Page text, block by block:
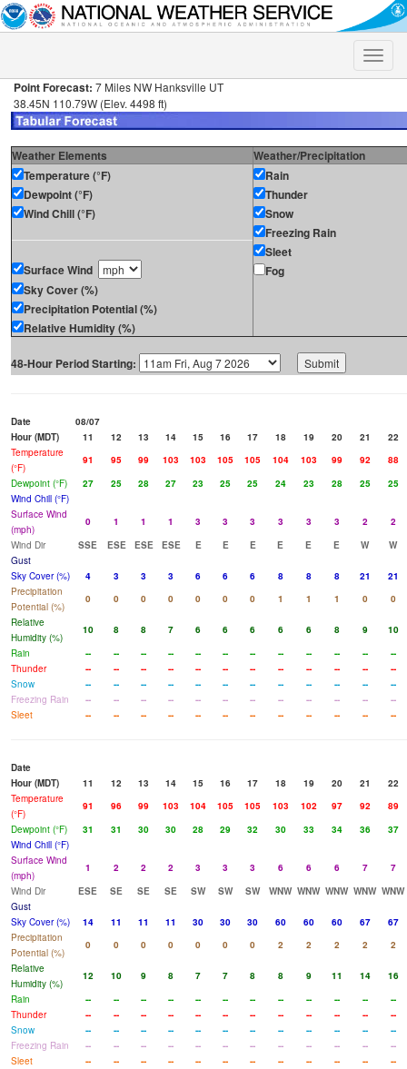
Toggle
Point Forecast: 7 Miles NW Hanksville UT
38.45N 110.79W (Elev. 4498 ft)
Weather Elements
Weather/Precipitation
Temperature (°F)
Dewpoint (°F)
Wind Chill (°F)
Surface Wind
Sky Cover (%)
Precipitation Potential (%)
Relative Humidity (%)
Rain
Thunder
Snow
Freezing Rain
Sleet
Fog
48-Hour Period Starting:
Date
08/07
Hour (MDT)
11 12 13 14 15 16 17 18 19 20 21
22
Temperature
(°F)
91 95 99 103 103 105 105 104 103 99 92
88
Dewpoint (°F)
27 25 28 27 23 25 25 24 23 28 25
25
Wind Chill (°F)
Surface Wind
(mph)
0 1 1 1 3 3 3 3 3 3 2
2
Wind Dir
SSE ESE ESE ESE E E E E E E W
W
Gust
Sky Cover (%)
4 3 3 3 6 6 6 8 8 8 21
21
Precipitation
Potential (%)
0 0 0 0 0 0 0 1 1 1 0
0
Relative
Humidity (%)
10 8 8 7 6 6 6 6 6 8 9
10
Rain
-- -- -- -- -- -- -- -- -- -- --
--
Thunder
-- -- -- -- -- -- -- -- -- -- --
--
Snow
-- -- -- -- -- -- -- -- -- -- --
--
Freezing Rain
-- -- -- -- -- -- -- -- -- -- --
--
Sleet
-- -- -- -- -- -- -- -- -- -- -- --
Date
Hour (MDT)
11 12 13 14 15 16 17 18 19 20 21
22
Temperature
(°F)
91 96 99 103 104 105 105 103 102 97 92
89
Dewpoint (°F)
31 31 30 30 28 29 32 30 33 34 36
37
Wind Chill (°F)
Surface Wind
(mph)
1 2 2 2 3 3 3 6 6 6 7
7
Wind Dir
ESE SE SE SE SW SW SW WNW WNW WNW WNW WNW
Gust
Sky Cover (%)
14 11 11 11 30 30 30 60 60 60 67
67
Precipitation
Potential (%)
0 0 0 0 0 0 0 2 2 2 2
2
Relative
Humidity (%)
12 10 9 8 7 7 8 8 9 11 14
16
Rain
-- -- -- -- -- -- -- -- -- -- --
--
Thunder
-- -- -- -- -- -- -- -- -- -- --
--
Snow
-- -- -- -- -- -- -- -- -- -- --
--
Freezing Rain
-- -- -- -- -- -- -- -- -- -- --
--
Sleet
-- -- -- -- -- -- -- -- -- -- -- --